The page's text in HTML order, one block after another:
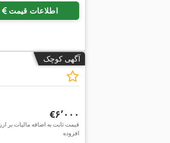
اطلاعات قیمت
آگهی کوچک
‎€۶٬۰۰۰
قیمت ثابت به اضافه مالیات بر
افزوده